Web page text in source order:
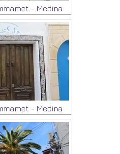
- Medina
- Medina